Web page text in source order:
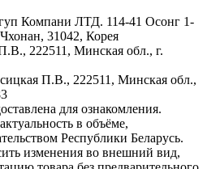
Компани ЛТД. 114-41 Осонг 1-
31042, Корея
222511, Минская обл., г.
П.В., 222511, Минская обл.,
для ознакомления.
в объёме,
Республики Беларусь.
изменения во внешний вид,